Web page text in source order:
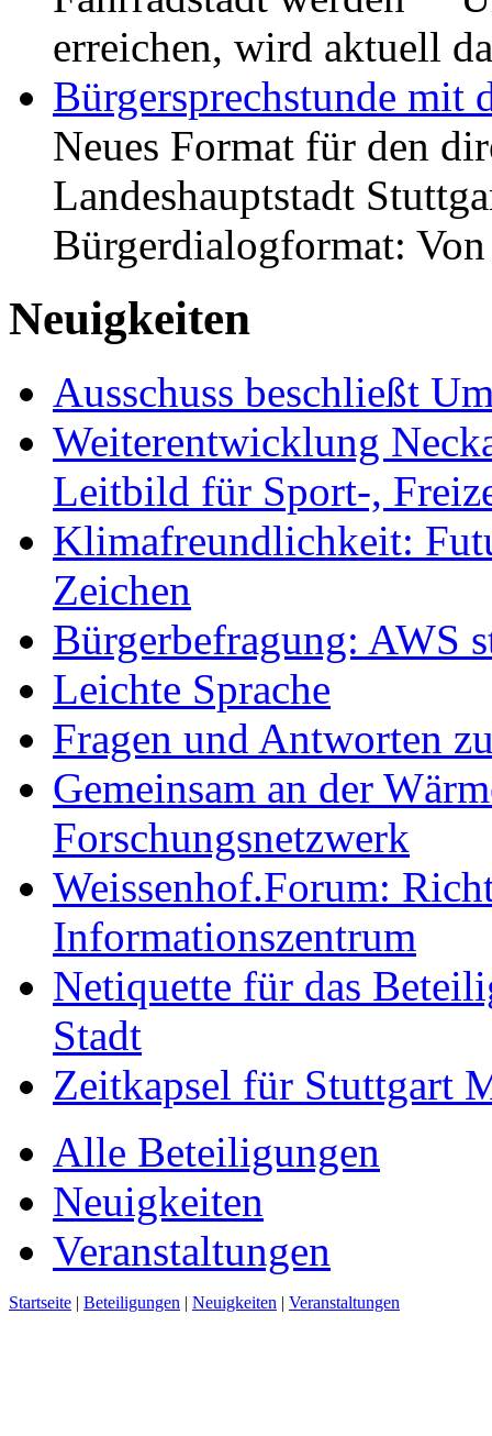
erreichen, wird aktuell
Bürgersprechstunde mit
Neues Format für den
Landeshauptstadt
Bürgerdialogformat:
Neuigkeiten
Ausschuss beschließt
Weiterentwicklung
Leitbild für Sport-,
Klimafreundlichkeit:
Zeichen
Bürgerbefragung: AWS
Leichte Sprache
Fragen und Antworten
Gemeinsam an der
Forschungsnetzwerk
Weissenhof.Forum:
Informationszentrum
Netiquette für das
Stadt
Zeitkapsel für Stuttgart
Alle Beteiligungen
Neuigkeiten
Veranstaltungen
Startseite | Beteiligungen | Neuigkeiten | Veranstaltungen